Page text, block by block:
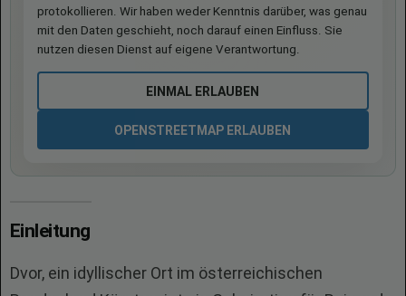
protokollieren. Wir haben weder Kenntnis darüber, was genau
mit den Daten geschieht, noch darauf einen Einfluss. Sie
nutzen diesen Dienst auf eigene Verantwortung.
EINMAL ERLAUBEN
OPENSTREETMAP ERLAUBEN
Einleitung
Dvor, ein idyllischer Ort im österreichischen